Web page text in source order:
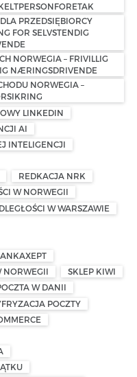
PRZEDSIĘBIORCY
FOR SELVSTENDIG
NORWEGIA – FRIVILLIG
NÆRINGSDRIVENDE
NORWEGIA –
LINKEDIN
AI
INTELIGENCJI
REDKACJA NRK
W NORWEGII
W WARSZAWIE
NORWEGII
SKLEP KIWI
W DANII
POCZTY